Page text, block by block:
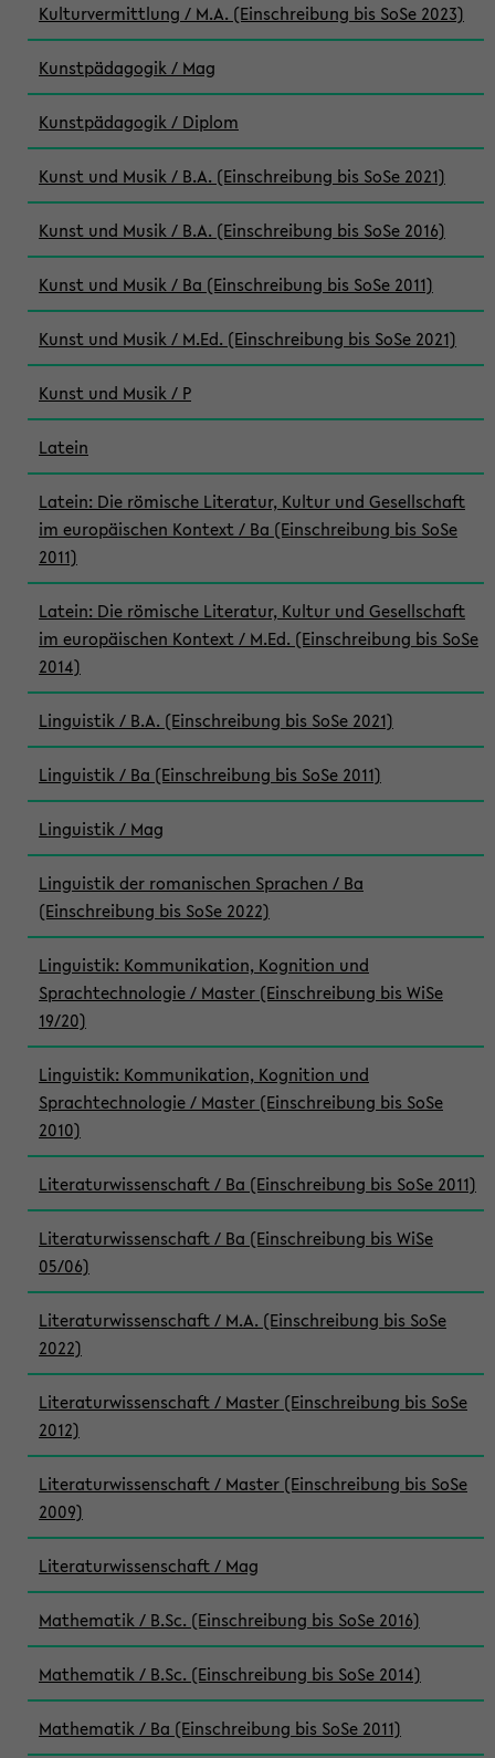
Kulturvermittlung / M.A. (Einschreibung bis SoSe 2023)
Kunstpädagogik / Mag
Kunstpädagogik / Diplom
Kunst und Musik / B.A. (Einschreibung bis SoSe 2021)
Kunst und Musik / B.A. (Einschreibung bis SoSe 2016)
Kunst und Musik / Ba (Einschreibung bis SoSe 2011)
Kunst und Musik / M.Ed. (Einschreibung bis SoSe 2021)
Kunst und Musik / P
Latein
Latein: Die römische Literatur, Kultur und Gesellschaft
im europäischen Kontext / Ba (Einschreibung bis SoSe
2011)
Latein: Die römische Literatur, Kultur und Gesellschaft
im europäischen Kontext / M.Ed. (Einschreibung bis SoSe
2014)
Linguistik / B.A. (Einschreibung bis SoSe 2021)
Linguistik / Ba (Einschreibung bis SoSe 2011)
Linguistik / Mag
Linguistik der romanischen Sprachen / Ba
(Einschreibung bis SoSe 2022)
Linguistik: Kommunikation, Kognition und
Sprachtechnologie / Master (Einschreibung bis WiSe
19/20)
Linguistik: Kommunikation, Kognition und
Sprachtechnologie / Master (Einschreibung bis SoSe
2010)
Literaturwissenschaft / Ba (Einschreibung bis SoSe 2011)
Literaturwissenschaft / Ba (Einschreibung bis WiSe
05/06)
Literaturwissenschaft / M.A. (Einschreibung bis SoSe
2022)
Literaturwissenschaft / Master (Einschreibung bis SoSe
2012)
Literaturwissenschaft / Master (Einschreibung bis SoSe
2009)
Literaturwissenschaft / Mag
Mathematik / B.Sc. (Einschreibung bis SoSe 2016)
Mathematik / B.Sc. (Einschreibung bis SoSe 2014)
Mathematik / Ba (Einschreibung bis SoSe 2011)